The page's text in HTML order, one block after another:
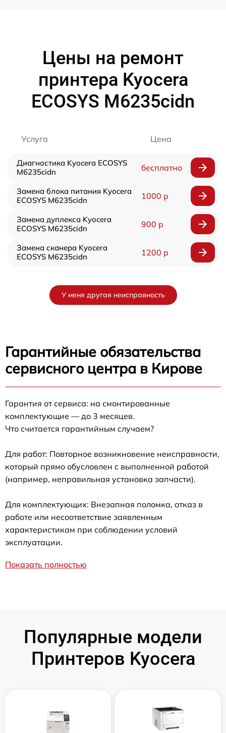
Цены на ремонт
принтера Kyocera
ECOSYS M6235cidn
Услуга Цена
Диагностика Kyocera ECOSYS
M6235cidn
бесплатно
Замена блока питания Kyocera
ECOSYS M6235cidn
1000 р
Замена дуплекса Kyocera
ECOSYS M6235cidn
900 р
Замена сканера Kyocera
ECOSYS M6235cidn
1200 р
У меня другая неисправность
Гарантийные обязательства
сервисного центра в Кирове
Гарантия от сервиса: на смонтированные
комплектующие — до 3 месяцев.
Что считается гарантийным случаем?
Для работ: Повторное возникновение неисправности,
который прямо обусловлен с выполненной работой
(например, неправильная установка запчасти).
Для комплектующих: Внезапная поломка, отказ в
работе или несоответствие заявленным
характеристикам при соблюдении условий
эксплуатации.
Показать полностью
Популярные модели
Принтеров Kyocera